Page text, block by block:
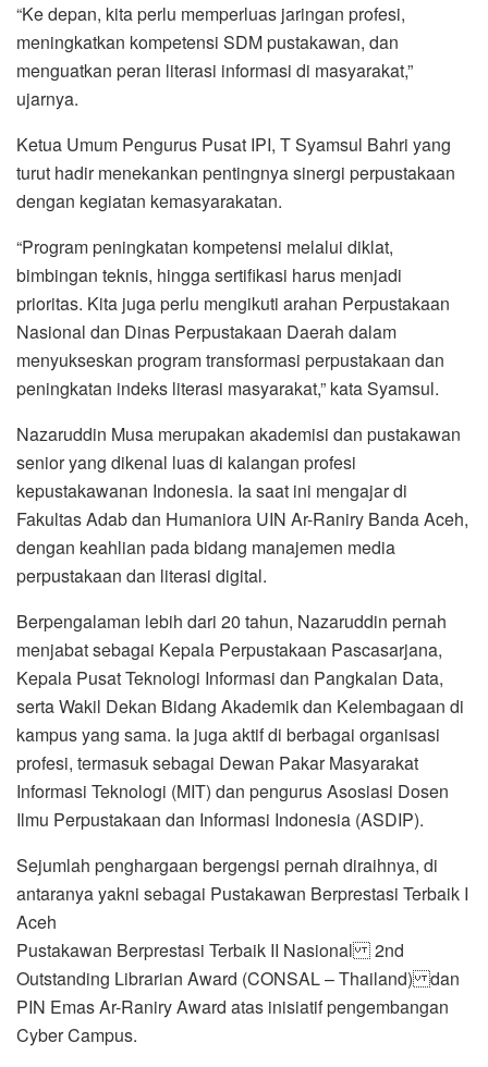
“Ke depan, kita perlu memperluas jaringan profesi,
meningkatkan kompetensi SDM pustakawan, dan
menguatkan peran literasi informasi di masyarakat,”
ujarnya.
Ketua Umum Pengurus Pusat IPI, T Syamsul Bahri yang
turut hadir menekankan pentingnya sinergi perpustakaan
dengan kegiatan kemasyarakatan.
“Program peningkatan kompetensi melalui diklat,
bimbingan teknis, hingga sertifikasi harus menjadi
prioritas. Kita juga perlu mengikuti arahan Perpustakaan
Nasional dan Dinas Perpustakaan Daerah dalam
menyukseskan program transformasi perpustakaan dan
peningkatan indeks literasi masyarakat,” kata Syamsul.
Nazaruddin Musa merupakan akademisi dan pustakawan
senior yang dikenal luas di kalangan profesi
kepustakawanan Indonesia. Ia saat ini mengajar di
Fakultas Adab dan Humaniora UIN Ar-Raniry Banda Aceh,
dengan keahlian pada bidang manajemen media
perpustakaan dan literasi digital.
Berpengalaman lebih dari 20 tahun, Nazaruddin pernah
menjabat sebagai Kepala Perpustakaan Pascasarjana,
Kepala Pusat Teknologi Informasi dan Pangkalan Data,
serta Wakil Dekan Bidang Akademik dan Kelembagaan di
kampus yang sama. Ia juga aktif di berbagai organisasi
profesi, termasuk sebagai Dewan Pakar Masyarakat
Informasi Teknologi (MIT) dan pengurus Asosiasi Dosen
Ilmu Perpustakaan dan Informasi Indonesia (ASDIP).
Sejumlah penghargaan bergengsi pernah diraihnya, di
antaranya yakni sebagai Pustakawan Berprestasi Terbaik I
Aceh
Pustakawan Berprestasi Terbaik II Nasional 2nd
Outstanding Librarian Award (CONSAL – Thailand) dan
PIN Emas Ar-Raniry Award atas inisiatif pengembangan
Cyber Campus.